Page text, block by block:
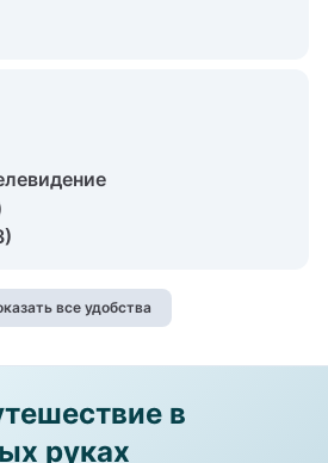
все удобства
в
руках